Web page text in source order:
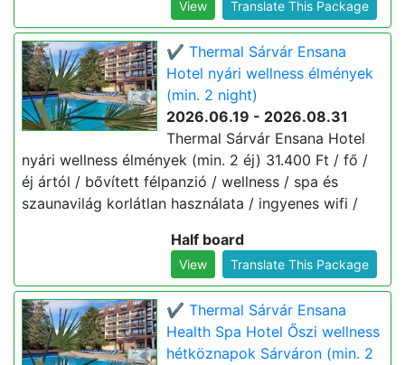
View Translate This Package
✔️ Thermal Sárvár Ensana
Hotel nyári wellness élmények
(min. 2 night)
2026.06.19 - 2026.08.31
Thermal Sárvár Ensana Hotel
nyári wellness élmények (min. 2 éj) 31.400 Ft / fő /
éj ártól / bővített félpanzió / wellness / spa és
szaunavilág korlátlan használata / ingyenes wifi /
Half board
View Translate This Package
✔️ Thermal Sárvár Ensana
Health Spa Hotel Őszi wellness
hétköznapok Sárváron (min. 2